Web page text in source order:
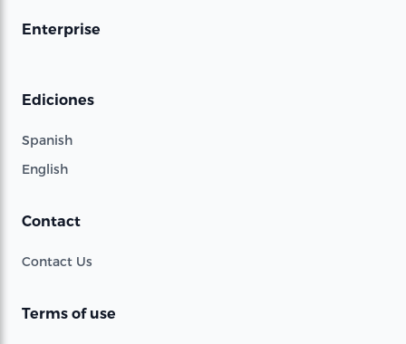
Enterprise
Ediciones
Spanish
English
Contact
Contact Us
Terms of use